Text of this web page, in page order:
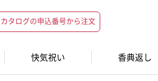
カタログの申込番号から注文
快気祝い 香典返し